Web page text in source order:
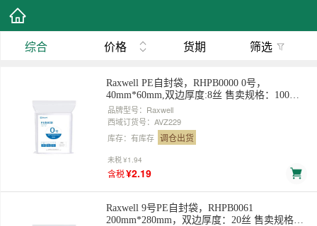
综合 价格 货期 筛选
Raxwell PE自封袋，RHPB0000 0号，
40mm*60mm,双边厚度:8丝 售卖规格：100个/
包
品牌型号：Raxwell
西域订货号：AVZ229
库存：有库存 调仓出货
未税¥1.94
含税¥2.19
Raxwell 9号PE自封袋，RHPB0061
200mm*280mm，双边厚度：20丝 售卖规格：